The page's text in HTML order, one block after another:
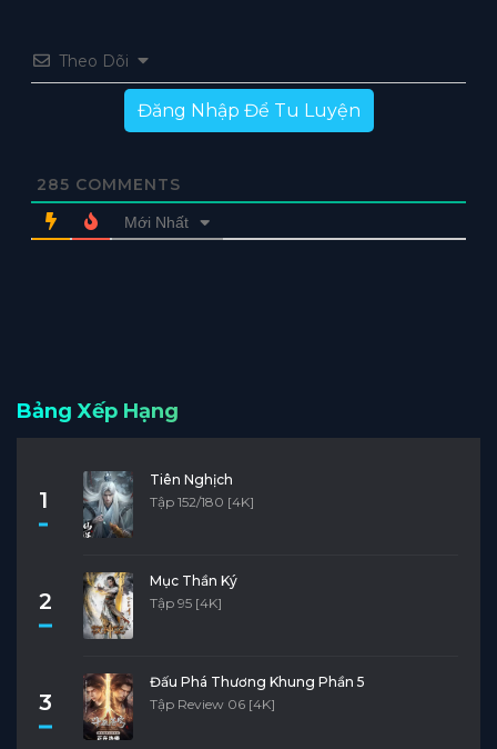
Theo Dõi
Đăng Nhập Để Tu Luyện
285 COMMENTS
Mới Nhất
Bảng Xếp Hạng
1
Tiên Nghịch
Tập 152/180 [4K]
2
Mục Thần Ký
Tập 95 [4K]
3
Đấu Phá Thương Khung Phần 5
Tập Review 06 [4K]